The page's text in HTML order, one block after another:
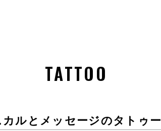
TATTOO
カルとメッセージのタトゥー